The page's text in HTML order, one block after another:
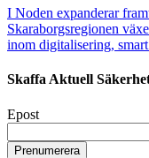
I Noden expanderar
Skaraborgsregionen
inom digitalisering,
Skaffa Aktuell
Epost
Prenumerera